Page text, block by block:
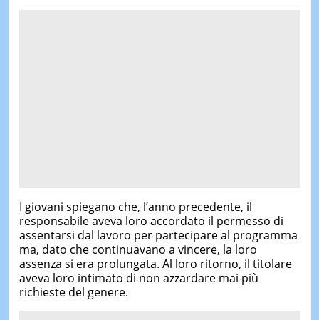
I giovani spiegano che, l’anno precedente, il
responsabile aveva loro accordato il permesso di
assentarsi dal lavoro per partecipare al programma
ma, dato che continuavano a vincere, la loro
assenza si era prolungata. Al loro ritorno, il titolare
aveva loro intimato di non azzardare mai più
richieste del genere.